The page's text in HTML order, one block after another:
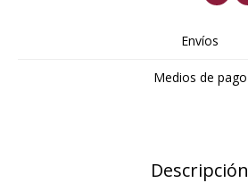
Envíos
Medios de pago
Descripción